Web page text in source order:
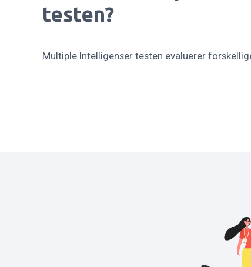
testen?
Multiple Intelligenser testen evaluerer